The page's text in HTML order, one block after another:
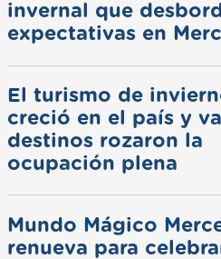
invernal que
expectativas en
El turismo de
creció en el país y
destinos rozaron la
ocupación plena
Mundo Mágico
renueva para